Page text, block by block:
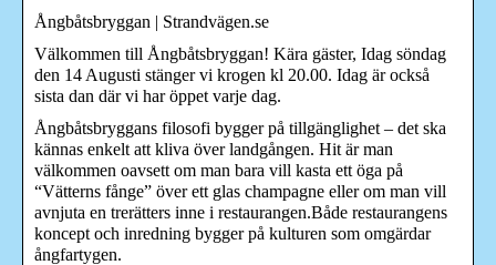
Ångbåtsbryggan | Strandvägen.se
Välkommen till Ångbåtsbryggan! Kära gäster, Idag söndag
den 14 Augusti stänger vi krogen kl 20.00. Idag är också
sista dan där vi har öppet varje dag.
Ångbåtsbryggans filosofi bygger på tillgänglighet – det ska
kännas enkelt att kliva över landgången. Hit är man
välkommen oavsett om man bara vill kasta ett öga på
“Vätterns fånge” över ett glas champagne eller om man vill
avnjuta en trerätters inne i restaurangen.Både restaurangens
koncept och inredning bygger på kulturen som omgärdar
ångfartygen.